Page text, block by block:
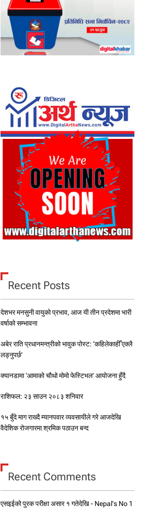
Recent Posts
देशभर मनसुनी वायुको प्रभाव, आज यी तीन प्रदेशमा भारी
वर्षाको सम्भावना
अबेर राति प्रधानमन्त्रीको भावुक पोस्ट: ‘कहिलेकाहीँ एक्लै
लड्नुपर्छ’
क्यानडामा ‘आमाको चौथो मोमो फेस्टिभल’ आयोजना हुँदै
राशिफल: २३ साउन २०८३ शनिवार
१५ बुँदे माग राख्दै म्यानपवार व्यवसायीले गरे आजदेखि
वैदेशिक रोजगारमा श्रमिक पठाउन बन्द
Recent Comments
एसइईको पुरक परीक्षा असार १ गतेदेखि - Nepal's No 1